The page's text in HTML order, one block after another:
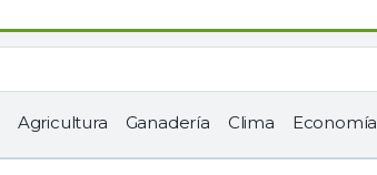
Agricultura Ganadería Clima Economía